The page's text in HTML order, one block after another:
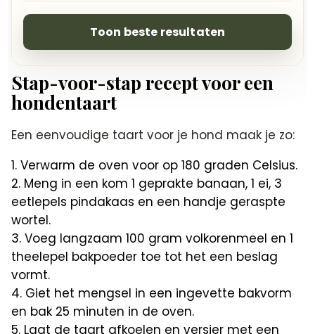
Toon beste resultaten
Stap-voor-stap recept voor een
hondentaart
Een eenvoudige taart voor je hond maak je zo:
Verwarm de oven voor op 180 graden Celsius.
Meng in een kom 1 geprakte banaan, 1 ei, 3
eetlepels pindakaas en een handje geraspte
wortel.
Voeg langzaam 100 gram volkorenmeel en 1
theelepel bakpoeder toe tot het een beslag
vormt.
Giet het mengsel in een ingevette bakvorm
en bak 25 minuten in de oven.
Laat de taart afkoelen en versier met een